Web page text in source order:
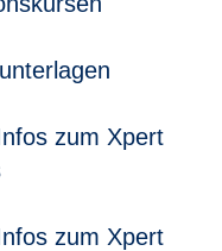
zum Xpert
zum Xpert